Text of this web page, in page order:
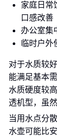
家庭日常
口感改善
办公室集
临时户
对于水质较
能满足基本
水质硬度较
透机型，虽
当用水点分
水壶可能比